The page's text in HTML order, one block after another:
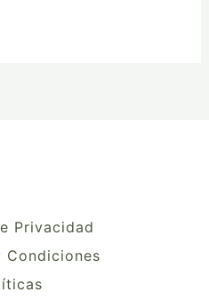
Privacidad
Condiciones